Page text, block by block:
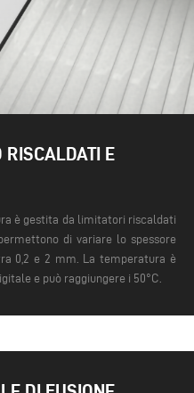
RISCALDATI E
è gestita da limitatori riscaldati
di variare lo spessore
0,2 e 2 mm. La temperatura è
e può raggiungere i 50°C.